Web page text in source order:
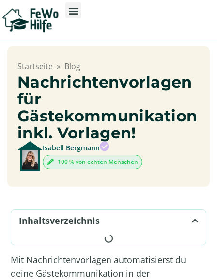
Startseite » Blog
Nachrichtenvorlagen
für
Gästekommunikation
inkl. Vorlagen!
Isabell Bergmann
100 % von echten Menschen
Inhaltsverzeichnis
Mit Nachrichtenvorlagen automatisierst du
deine Gästekommunikation in der